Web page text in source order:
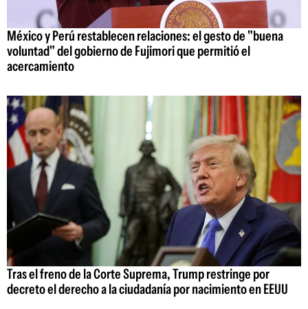
México y Perú restablecen relaciones: el gesto de "buena
voluntad" del gobierno de Fujimori que permitió el
acercamiento
Tras el freno de la Corte Suprema, Trump restringe por
decreto el derecho a la ciudadanía por nacimiento en EEUU